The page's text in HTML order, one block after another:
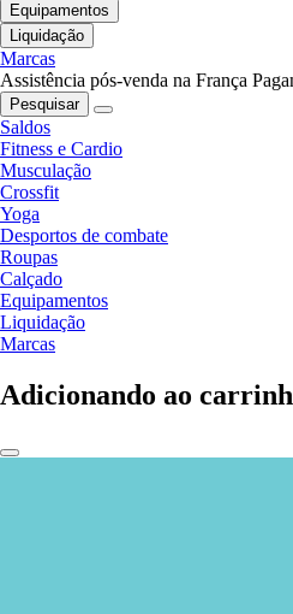
Equipamentos
Liquidação
Marcas
Assistência pós-venda na França
Pesquisar
Saldos
Fitness e Cardio
Musculação
Crossfit
Yoga
Desportos de combate
Roupas
Calçado
Equipamentos
Liquidação
Marcas
Adicionando ao